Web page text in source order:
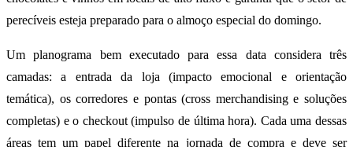
perecíveis esteja preparado para o almoço especial do domingo.
Um planograma bem executado para essa data considera três
camadas: a entrada da loja (impacto emocional e orientação
temática), os corredores e pontas (cross merchandising e soluções
completas) e o checkout (impulso de última hora). Cada uma dessas
áreas tem um papel diferente na jornada de compra e deve ser